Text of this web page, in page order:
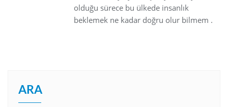
olduğu sürece bu ülkede insanlık
beklemek ne kadar doğru olur bilmem .
ARA